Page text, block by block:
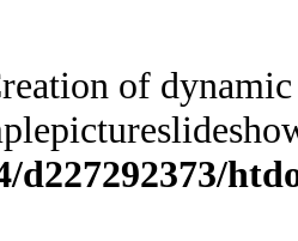
of
d227292373/